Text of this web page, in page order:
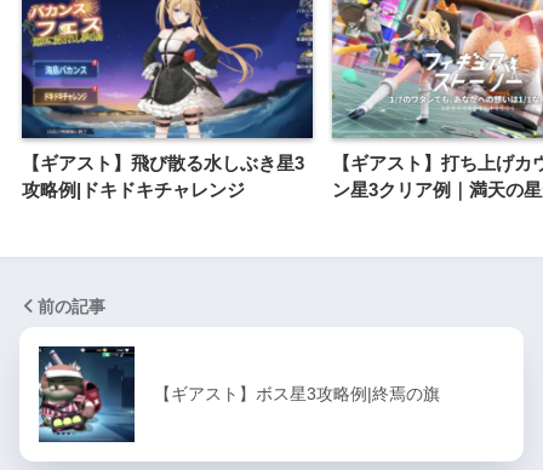
【ギアスト】飛び散る水しぶき星3
攻略例|ドキドキチャレンジ
【ギアスト】打ち上げカ
ン星3クリア例｜満天の
前の記事
【ギアスト】ボス星3攻略例|終焉の旗